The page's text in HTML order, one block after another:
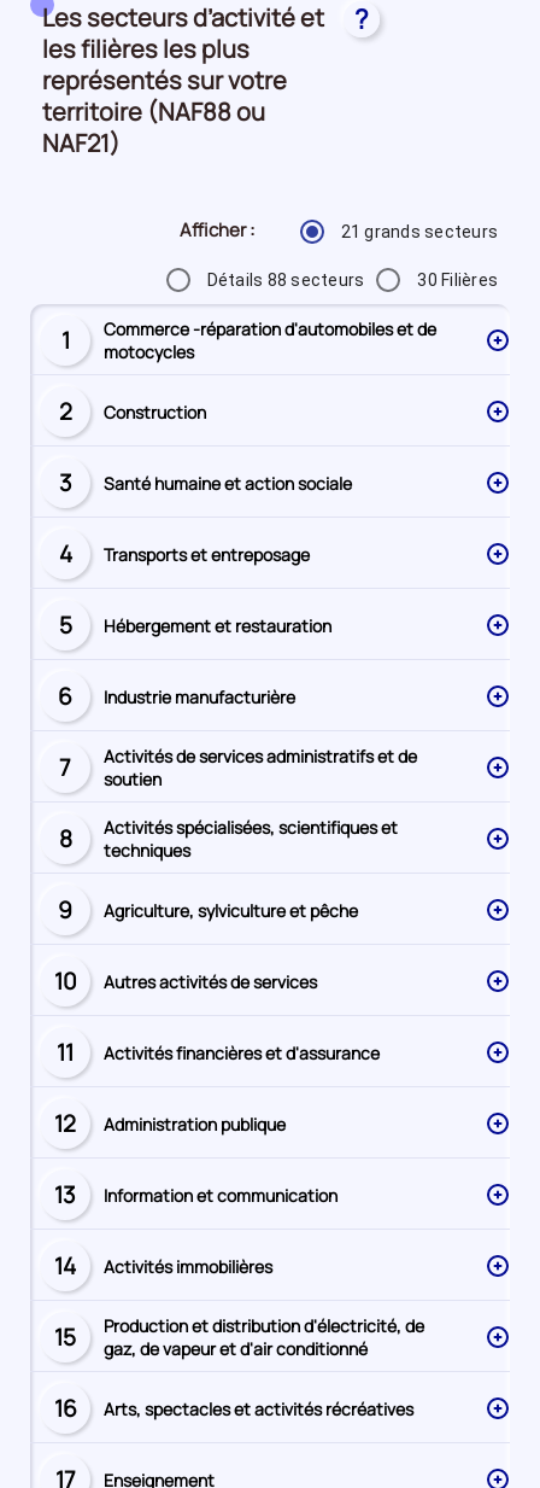
Les secteurs d’activité et
les filières les plus
représentés sur votre
territoire (NAF88 ou
NAF21)
?
Afficher : 21 grands secteurs
Détails 88 secteurs 30 Filières
Secteur
numéro
1
Commerce -réparation d'automobiles et de
motocycles
Secteur
numéro
2 Construction
Secteur
numéro
3 Santé humaine et action sociale
Secteur
numéro
4 Transports et entreposage
Secteur
numéro
5 Hébergement et restauration
Secteur
numéro
6 Industrie manufacturière
Secteur
numéro
7
Activités de services administratifs et de
soutien
Secteur
numéro
8
Activités spécialisées, scientifiques et
techniques
Secteur
numéro
9 Agriculture, sylviculture et pêche
Secteur
numéro
10 Autres activités de services
Secteur
numéro
11 Activités financières et d'assurance
Secteur
numéro
12 Administration publique
Secteur
numéro
13 Information et communication
Secteur
numéro
14 Activités immobilières
Secteur
numéro
15
Production et distribution d'électricité, de
gaz, de vapeur et d'air conditionné
Secteur
numéro
16 Arts, spectacles et activités récréatives
17 Enseignement